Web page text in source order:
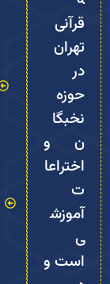
قرآنی
تهران
در
حوزه
نخبگا
ن و
اختراعا
ت
آموزش
ی
است و